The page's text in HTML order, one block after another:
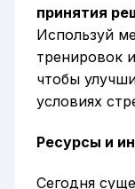
принятия
Используй
тренировок
чтобы
условиях
Ресурсы и
Сегодня